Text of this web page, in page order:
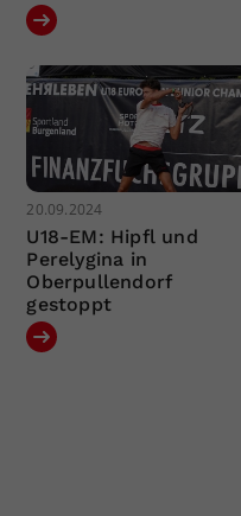
20.09.2024
U18-EM: Hipfl und
Perelygina in
Oberpullendorf
gestoppt